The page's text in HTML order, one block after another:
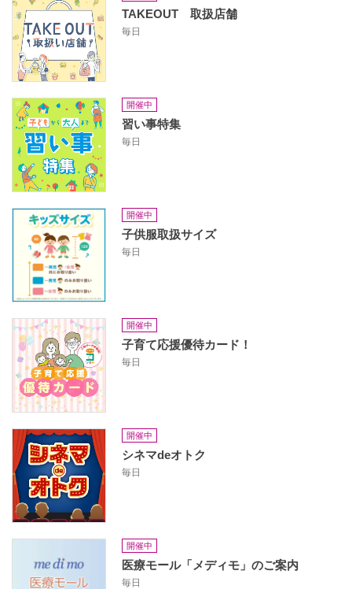
TAKEOUT 取扱店舗
毎日
開催中
習い事特集
毎日
開催中
子供服取扱サイズ
毎日
開催中
子育て応援優待カード！
毎日
開催中
シネマdeオトク
毎日
開催中
医療モール「メディモ」のご案内
毎日